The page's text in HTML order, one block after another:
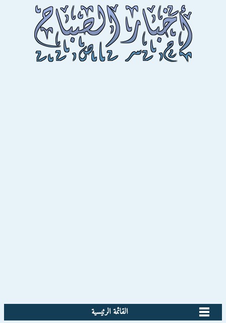
القائمة الرئيسية